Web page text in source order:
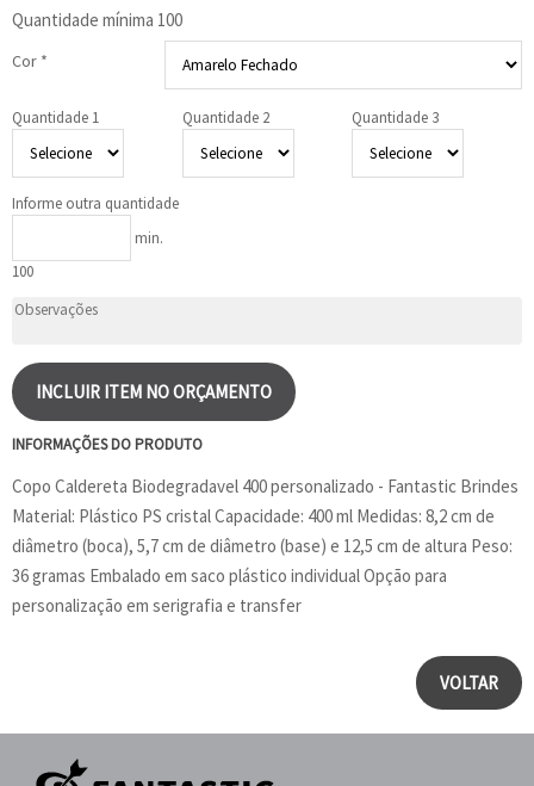
Quantidade mínima 100
Cor *
Quantidade 1 Quantidade 2 Quantidade 3
Informe outra quantidade
min.
100
INCLUIR ITEM NO ORÇAMENTO
INFORMAÇÕES DO PRODUTO
Copo Caldereta Biodegradavel 400 personalizado - Fantastic Brindes
Material: Plástico PS cristal Capacidade: 400 ml Medidas: 8,2 cm de
diâmetro (boca), 5,7 cm de diâmetro (base) e 12,5 cm de altura Peso:
36 gramas Embalado em saco plástico individual Opção para
personalização em serigrafia e transfer
VOLTAR